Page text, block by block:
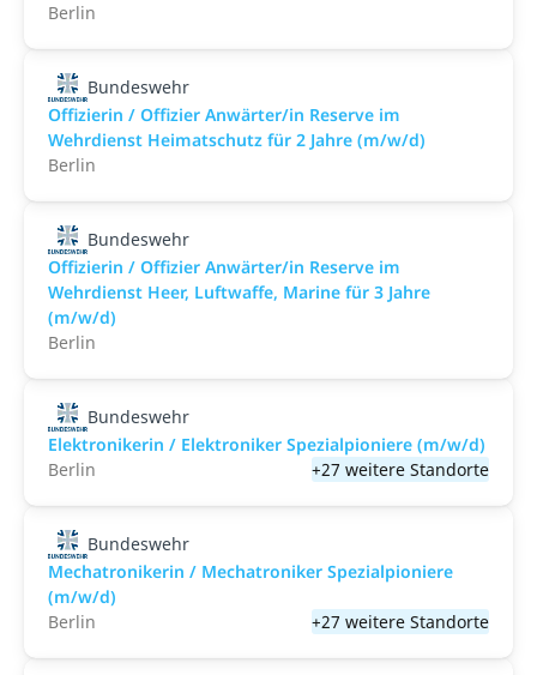
Berlin
Bundeswehr
Offizierin / Offizier Anwärter/in Reserve im
Wehrdienst Heimatschutz für 2 Jahre (m/w/d)
Berlin
Bundeswehr
Offizierin / Offizier Anwärter/in Reserve im
Wehrdienst Heer, Luftwaffe, Marine für 3 Jahre
(m/w/d)
Berlin
Bundeswehr
Elektronikerin / Elektroniker Spezialpioniere (m/w/d)
Berlin
+27 weitere Standorte
Bundeswehr
Mechatronikerin / Mechatroniker Spezialpioniere
(m/w/d)
Berlin
+27 weitere Standorte